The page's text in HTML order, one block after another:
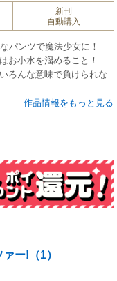
新刊
自動購入
パンツで魔法少女に！
お小水を溜めること！
ろんな意味で負けられな
作品情報をもっと見る
ー!（1）